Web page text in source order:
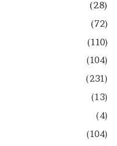
(28)
(72)
(110)
(104)
(231)
(13)
(4)
(104)